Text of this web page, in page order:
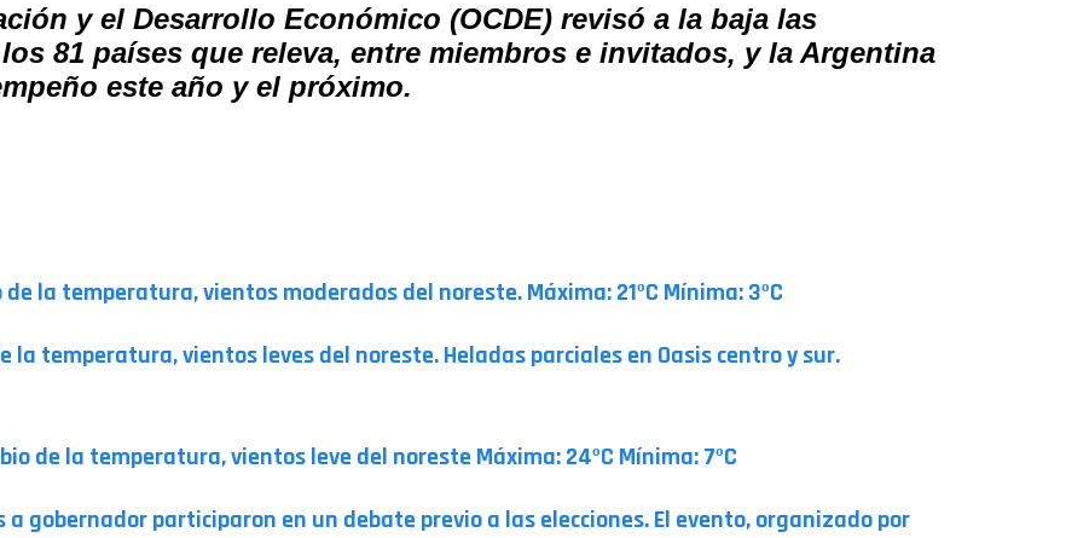
y el Desarrollo Económico (OCDE) revisó a la baja las
81 países que releva, entre miembros e invitados, y la Argentina
este año y el próximo.
la temperatura, vientos moderados del noreste. Máxima: 21ºC Mínima: 3ºC
la temperatura, vientos leves del noreste. Heladas parciales en Oasis centro y sur.
de la temperatura, vientos leve del noreste Máxima: 24ºC Mínima: 7ºC
gobernador participaron en un debate previo a las elecciones. El evento, organizado por